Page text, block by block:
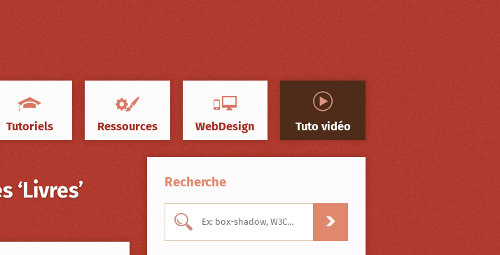
Tutoriels Ressources WebDesign Tuto vidéo
Recherche